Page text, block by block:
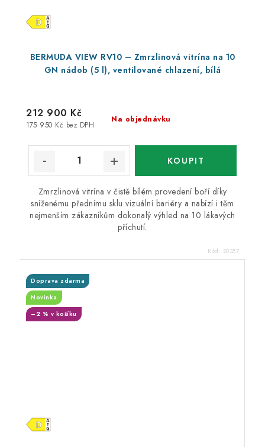
BERMUDA VIEW RV10 – Zmrzlinová vitrína na 10
GN nádob (5 l), ventilované chlazení, bílá
Na objednávku
175 950 Kč bez DPH
212 900 Kč
Zmrzlinová vitrína v čistě bílém provedení boří díky
sníženému přednímu sklu vizuální bariéry a nabízí i těm
nejmenším zákazníkům dokonalý výhled na 10 lákavých
příchutí.
Kód: 20357
Doprava zdarma
Novinka
–2 % v košíku